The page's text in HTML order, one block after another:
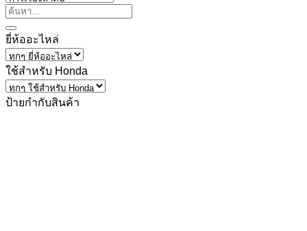
ยี่ห้ออะไหล่
ใช้สำหรับ Honda
ป้ายกำกับสินค้า